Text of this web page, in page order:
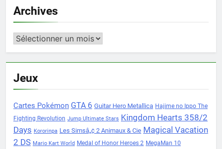
Archives
Archives
Jeux
Cartes Pokémon GTA 6 Guitar Hero Metallica Hajime no Ippo The
Fighting Revolution Jump Ultimate Stars Kingdom Hearts 358/2
Days Kororinpa Les Simsâ„¢ 2 Animaux & Cie Magical Vacation
2 DS Mario Kart World Medal of Honor Heroes 2 MegaMan 10